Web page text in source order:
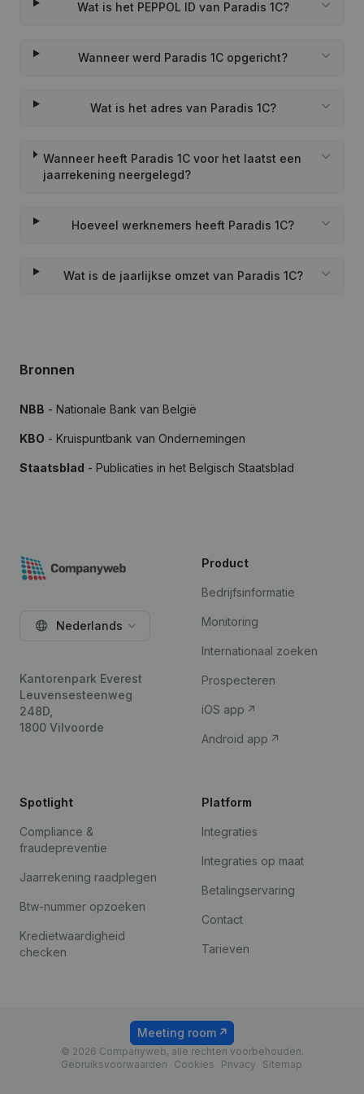
Wat is het PEPPOL ID van Paradis 1C?
Wanneer werd Paradis 1C opgericht?
Wat is het adres van Paradis 1C?
Wanneer heeft Paradis 1C voor het laatst een
jaarrekening neergelegd?
Hoeveel werknemers heeft Paradis 1C?
Wat is de jaarlijkse omzet van Paradis 1C?
Bronnen
NBB - Nationale Bank van België
KBO - Kruispuntbank van Ondernemingen
Staatsblad - Publicaties in het Belgisch Staatsblad
Nederlands
Kantorenpark Everest
Leuvensesteenweg
248D,
1800 Vilvoorde
Product
Bedrijfsinformatie
Monitoring
Internationaal zoeken
Prospecteren
iOS app
Android app
Spotlight
Compliance &
fraudepreventie
Jaarrekening raadplegen
Btw-nummer opzoeken
Kredietwaardigheid
checken
Platform
Integraties
Integraties op maat
Betalingservaring
Contact
Tarieven
© 2026 Companyweb, alle rechten voorbehouden.
Gebruiksvoorwaarden
Cookies Privacy Sitemap
Meeting room